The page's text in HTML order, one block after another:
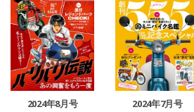
2024年8月号 2024年7月号